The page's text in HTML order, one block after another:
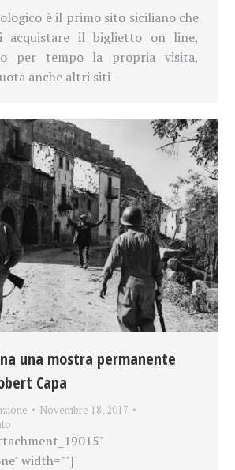
è il primo sito siciliano che
acquistare il biglietto on line,
per tempo la propria visita,
anche altri siti
una mostra permanente
Capa
Novembre 18, 2017
width=""]